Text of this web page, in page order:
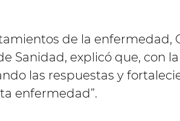
de la enfermedad,
Sanidad, explicó que, con
las respuestas y
enfermedad”.